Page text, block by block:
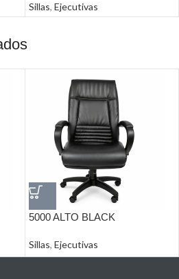
Sillas, Ejecutivas
5000 ALTO BLACK
Sillas, Ejecutivas